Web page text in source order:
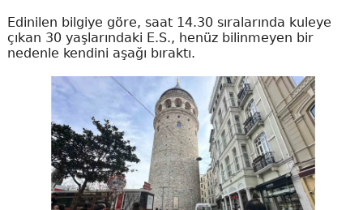
Edinilen bilgiye göre, saat 14.30 sıralarında kuleye
çıkan 30 yaşlarındaki E.S., henüz bilinmeyen bir
nedenle kendini aşağı bıraktı.